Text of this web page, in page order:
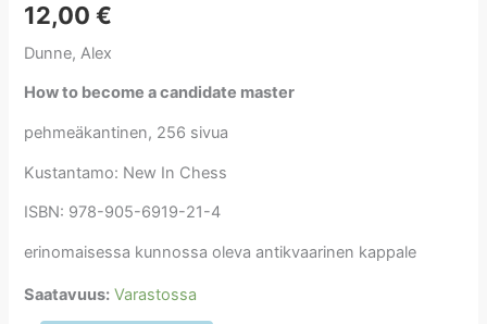
12,00€
Dunne, Alex
How to become a candidate master
pehmeäkantinen, 256 sivua
Kustantamo: New In Chess
ISBN: 978-905-6919-21-4
erinomaisessa kunnossa oleva antikvaarinen kappale
Saatavuus: Varastossa